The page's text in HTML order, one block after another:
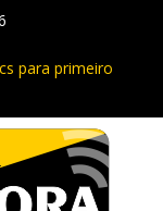
para primeiro
Grande Paulista
na Estrada da